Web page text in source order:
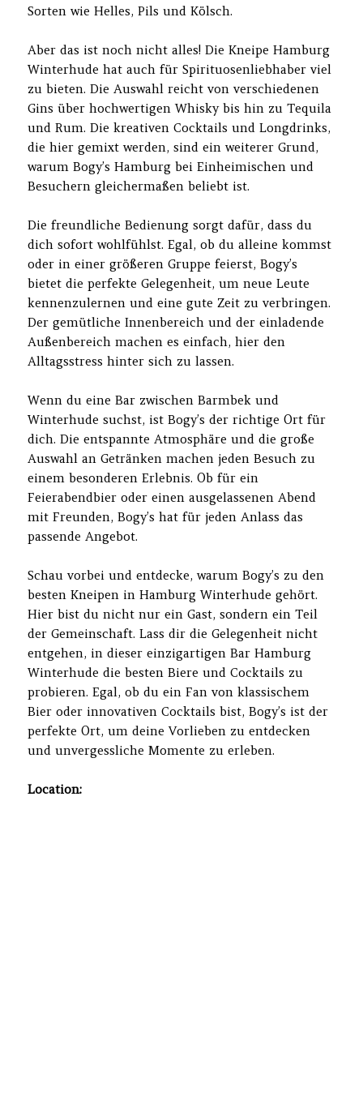
Sorten wie Helles, Pils und Kölsch.
Aber das ist noch nicht alles! Die Kneipe Hamburg
Winterhude hat auch für Spirituosenliebhaber viel
zu bieten. Die Auswahl reicht von verschiedenen
Gins über hochwertigen Whisky bis hin zu Tequila
und Rum. Die kreativen Cocktails und Longdrinks,
die hier gemixt werden, sind ein weiterer Grund,
warum Bogy’s Hamburg bei Einheimischen und
Besuchern gleichermaßen beliebt ist.
Die freundliche Bedienung sorgt dafür, dass du
dich sofort wohlfühlst. Egal, ob du alleine kommst
oder in einer größeren Gruppe feierst, Bogy’s
bietet die perfekte Gelegenheit, um neue Leute
kennenzulernen und eine gute Zeit zu verbringen.
Der gemütliche Innenbereich und der einladende
Außenbereich machen es einfach, hier den
Alltagsstress hinter sich zu lassen.
Wenn du eine Bar zwischen Barmbek und
Winterhude suchst, ist Bogy’s der richtige Ort für
dich. Die entspannte Atmosphäre und die große
Auswahl an Getränken machen jeden Besuch zu
einem besonderen Erlebnis. Ob für ein
Feierabendbier oder einen ausgelassenen Abend
mit Freunden, Bogy’s hat für jeden Anlass das
passende Angebot.
Schau vorbei und entdecke, warum Bogy’s zu den
besten Kneipen in Hamburg Winterhude gehört.
Hier bist du nicht nur ein Gast, sondern ein Teil
der Gemeinschaft. Lass dir die Gelegenheit nicht
entgehen, in dieser einzigartigen Bar Hamburg
Winterhude die besten Biere und Cocktails zu
probieren. Egal, ob du ein Fan von klassischem
Bier oder innovativen Cocktails bist, Bogy’s ist der
perfekte Ort, um deine Vorlieben zu entdecken
und unvergessliche Momente zu erleben.
Location: